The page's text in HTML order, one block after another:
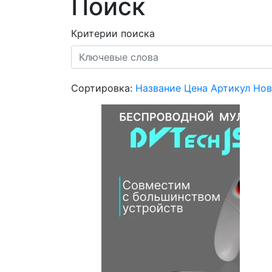
Поиск
Критерии поиска
Сортировка: Название Цена Артикул